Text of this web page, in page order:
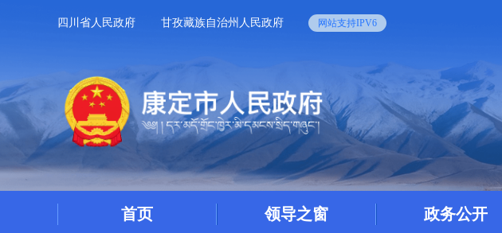
四川省人民政府 甘孜藏族自治州人民政府 网站支持IPV6
首页 领导之窗 政务公开